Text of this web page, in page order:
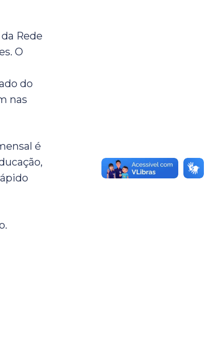
Rede
O
do
nas
é